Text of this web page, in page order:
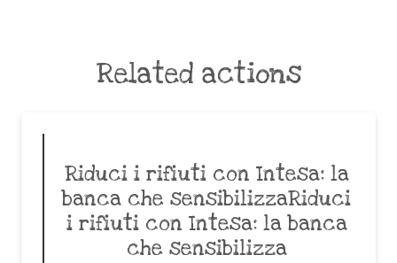
Related actions
Riduci i rifiuti con Intesa: la
banca che sensibilizzaRiduci
i rifiuti con Intesa: la banca
che sensibilizza